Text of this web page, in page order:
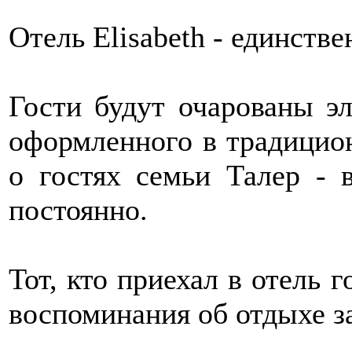
Отель Elisabeth -
Гости будут очарованы
оформленного в
о гостях семьи Талер -
постоянно.
Тот, кто приехал в отель
воспоминания об отдыхе